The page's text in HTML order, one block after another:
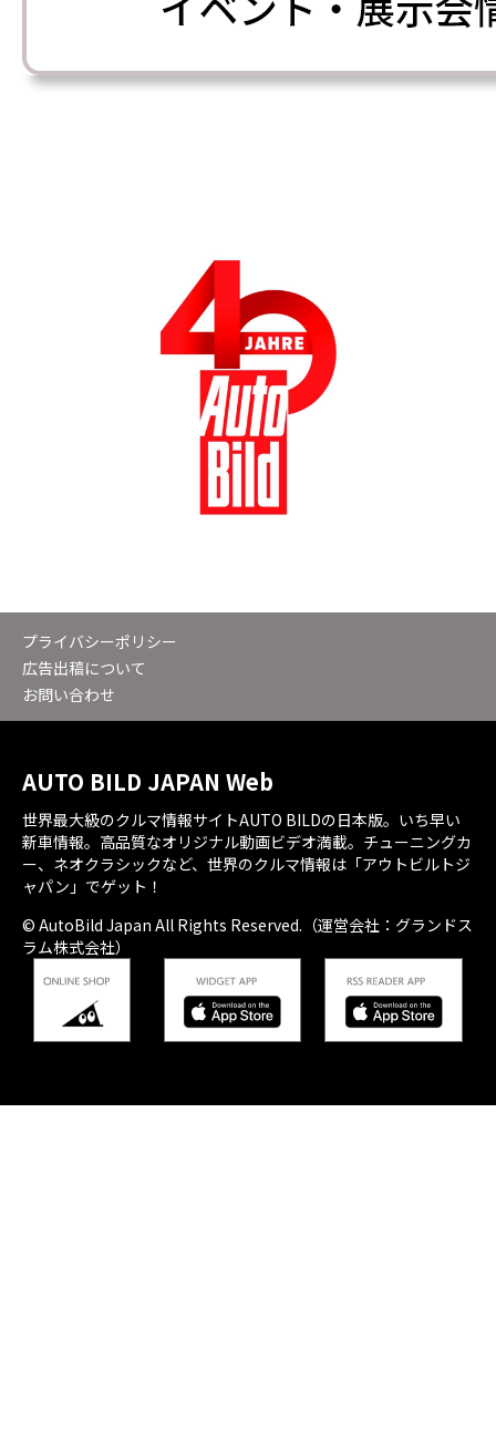
プライバシーポリシー
広告出稿について
お問い合わせ
AUTO BILD JAPAN Web
世界最大級のクルマ情報サイトAUTO BILDの日本版。いち早い
新車情報。高品質なオリジナル動画ビデオ満載。チューニングカ
ー、ネオクラシックなど、世界のクルマ情報は「アウトビルトジ
ャパン」でゲット！
© AutoBild Japan All Rights Reserved.（運営会社：グランドス
ラム株式会社）